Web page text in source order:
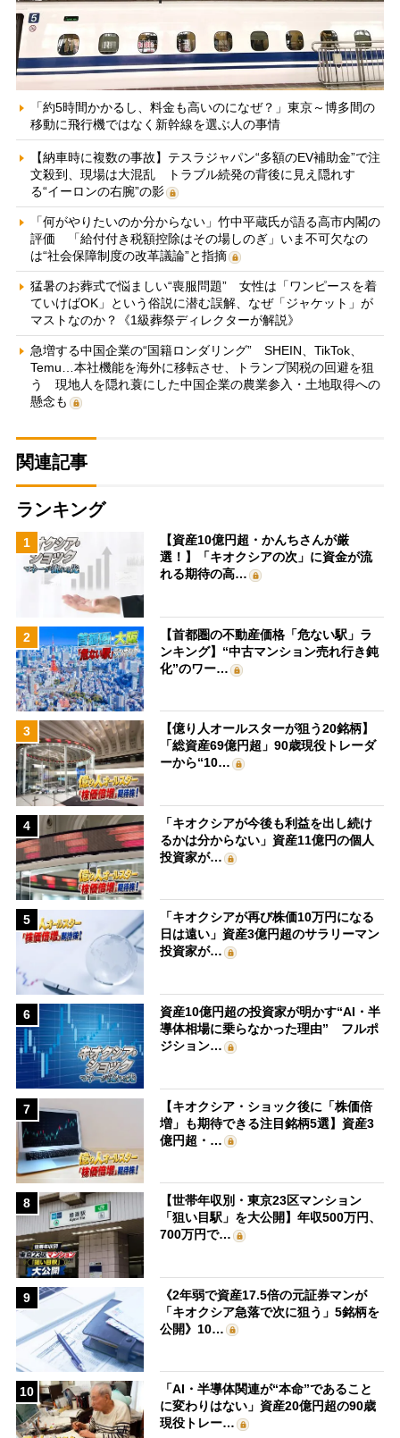
「約5時間かかるし、料金も高いのになぜ？」東京～博多間の
移動に飛行機ではなく新幹線を選ぶ人の事情
【納車時に複数の事故】テスラジャパン“多額のEV補助金”で注
文殺到、現場は大混乱 トラブル続発の背後に見え隠れす
る“イーロンの右腕”の影
「何がやりたいのか分からない」竹中平蔵氏が語る高市内閣の
評価 「給付付き税額控除はその場しのぎ」いま不可欠なの
は“社会保障制度の改革議論”と指摘
猛暑のお葬式で悩ましい“喪服問題” 女性は「ワンピースを着
ていけばOK」という俗説に潜む誤解、なぜ「ジャケット」が
マストなのか？《1級葬祭ディレクターが解説》
急増する中国企業の“国籍ロンダリング” SHEIN、TikTok、
Temu…本社機能を海外に移転させ、トランプ関税の回避を狙
う 現地人を隠れ蓑にした中国企業の農業参入・土地取得への
懸念も
関連記事
ランキング
1
【資産10億円超・かんちさんが厳
選！】「キオクシアの次」に資金が流
れる期待の高…
2
【首都圏の不動産価格「危ない駅」ラ
ンキング】“中古マンション売れ行き鈍
化”のワー…
3
【億り人オールスターが狙う20銘柄】
「総資産69億円超」90歳現役トレーダ
ーから“10…
4
「キオクシアが今後も利益を出し続け
るかは分からない」資産11億円の個人
投資家が…
5
「キオクシアが再び株価10万円になる
日は遠い」資産3億円超のサラリーマン
投資家が…
6
資産10億円超の投資家が明かす“AI・半
導体相場に乗らなかった理由” フルポ
ジション…
7
【キオクシア・ショック後に「株価倍
増」も期待できる注目銘柄5選】資産3
億円超・…
8
【世帯年収別・東京23区マンション
「狙い目駅」を大公開】年収500万円、
700万円で…
9
《2年弱で資産17.5倍の元証券マンが
「キオクシア急落で次に狙う」5銘柄を
公開》10…
10
「AI・半導体関連が“本命”であること
に変わりはない」資産20億円超の90歳
現役トレー…